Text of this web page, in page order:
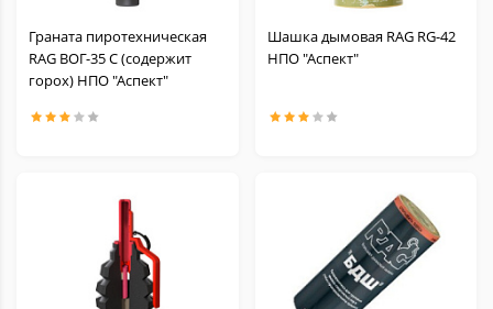
Граната пиротехническая
RAG ВОГ-35 С (содержит
горох) НПО "Аспект"
Шашка дымовая RAG RG-42
НПО "Аспект"